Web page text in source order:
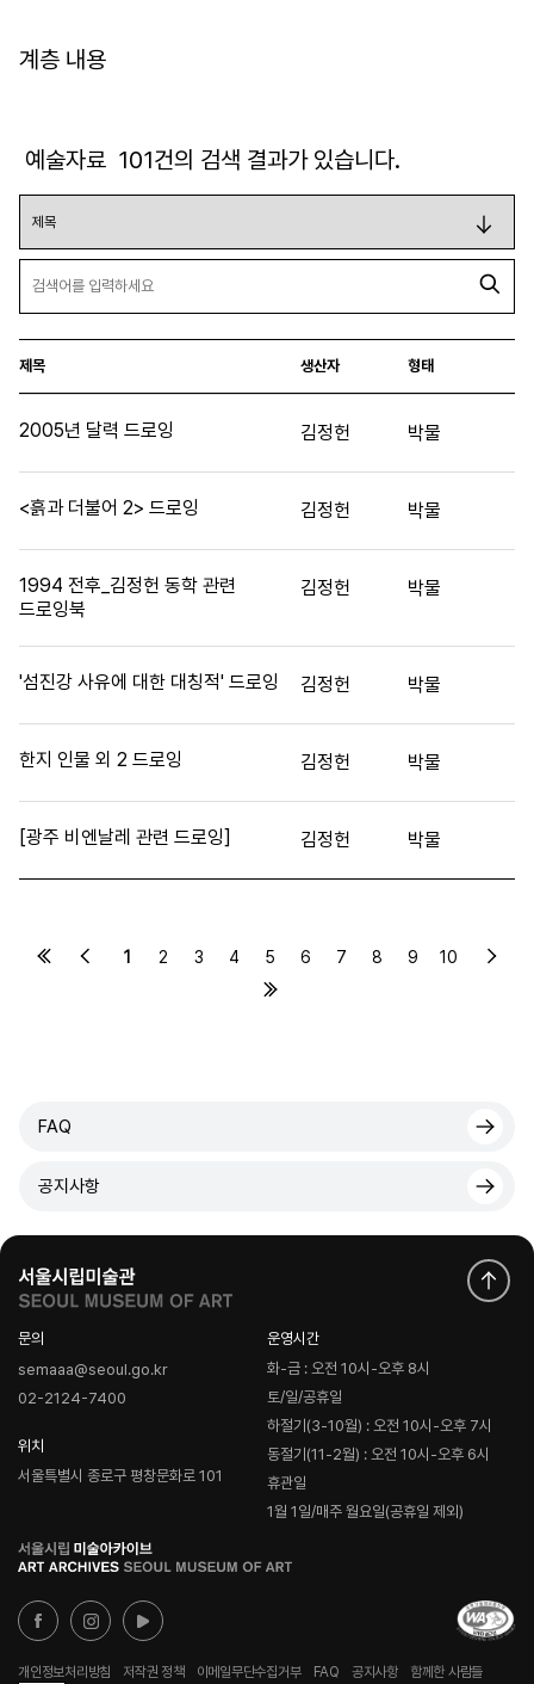
계층 내용
예술자료 101건의 검색 결과가 있습니다.
제목 생산자 형태
2005년 달력 드로잉 김정헌 박물
<흙과 더불어 2> 드로잉 김정헌 박물
1994 전후_김정헌 동학 관련
드로잉북
김정헌 박물
'섬진강 사유에 대한 대칭적' 드로잉 김정헌 박물
한지 인물 외 2 드로잉 김정헌 박물
[광주 비엔날레 관련 드로잉] 김정헌 박물
1 2 3 4 5 6 7 8 9 10
FAQ
공지사항
문의
semaaa@seoul.go.kr
02-2124-7400
위치
서울특별시 종로구 평창문화로 101
운영시간
화-금 : 오전 10시-오후 8시
토/일/공휴일
하절기(3-10월) : 오전 10시-오후 7시
동절기(11-2월) : 오전 10시-오후 6시
휴관일
1월 1일/매주 월요일(공휴일 제외)
로
고
개인정보처리방침 저작권 정책 이메일무단수집거부 FAQ 공지사항 함께한 사람들